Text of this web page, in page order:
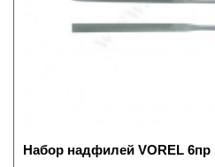
Набор надфилей VOREL 6пр